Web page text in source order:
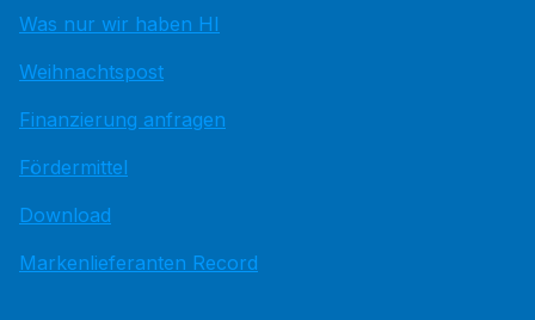
Was nur wir haben HI
Weihnachtspost
Finanzierung anfragen
Fördermittel
Download
Markenlieferanten Record